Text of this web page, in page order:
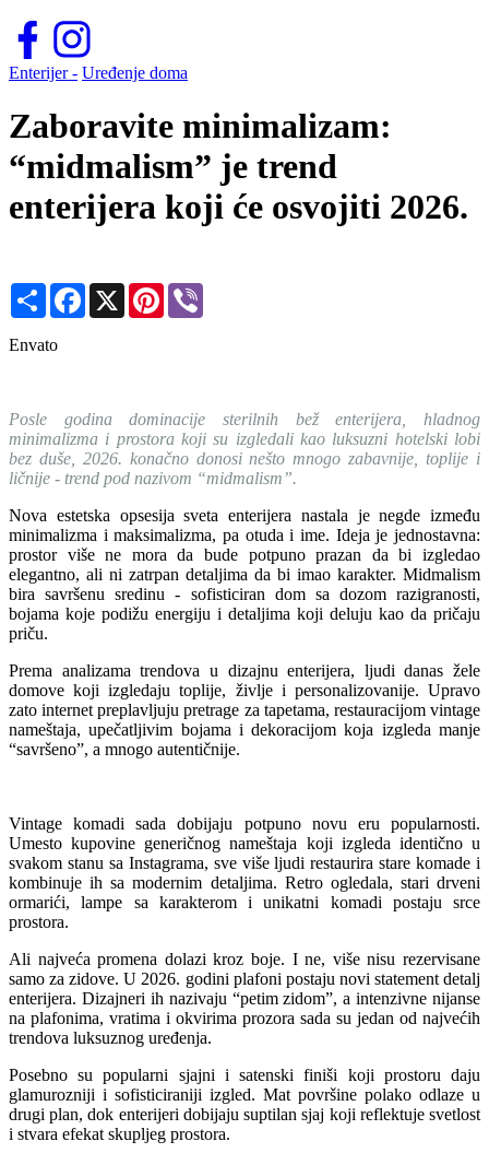
Enterijer - Uređenje doma
Zaboravite minimalizam:
“midmalism” je trend
enterijera koji će osvojiti 2026.
Share Facebook
X Pinterest
Envato
Posle godina dominacije sterilnih bež enterijera, hladnog
minimalizma i prostora koji su izgledali kao luksuzni hotelski lobi
bez duše, 2026. konačno donosi nešto mnogo zabavnije, toplije i
ličnije - trend pod nazivom “midmalism”.
Nova estetska opsesija sveta enterijera nastala je negde između
minimalizma i maksimalizma, pa otuda i ime. Ideja je jednostavna:
prostor više ne mora da bude potpuno prazan da bi izgledao
elegantno, ali ni zatrpan detaljima da bi imao karakter. Midmalism
bira savršenu sredinu - sofisticiran dom sa dozom razigranosti,
bojama koje podižu energiju i detaljima koji deluju kao da pričaju
priču.
Prema analizama trendova u dizajnu enterijera, ljudi danas žele
domove koji izgledaju toplije, življe i personalizovanije. Upravo
zato internet preplavljuju pretrage za tapetama, restauracijom vintage
nameštaja, upečatljivim bojama i dekoracijom koja izgleda manje
“savršeno”, a mnogo autentičnije.
Vintage komadi sada dobijaju potpuno novu eru popularnosti.
Umesto kupovine generičnog nameštaja koji izgleda identično u
svakom stanu sa Instagrama, sve više ljudi restaurira stare komade i
kombinuje ih sa modernim detaljima. Retro ogledala, stari drveni
ormarići, lampe sa karakterom i unikatni komadi postaju srce
prostora.
Ali najveća promena dolazi kroz boje. I ne, više nisu rezervisane
samo za zidove. U 2026. godini plafoni postaju novi statement detalj
enterijera. Dizajneri ih nazivaju “petim zidom”, a intenzivne nijanse
na plafonima, vratima i okvirima prozora sada su jedan od najvećih
trendova luksuznog uređenja.
Posebno su popularni sjajni i satenski finiši koji prostoru daju
glamurozniji i sofisticiraniji izgled. Mat površine polako odlaze u
drugi plan, dok enterijeri dobijaju suptilan sjaj koji reflektuje svetlost
i stvara efekat skupljeg prostora.